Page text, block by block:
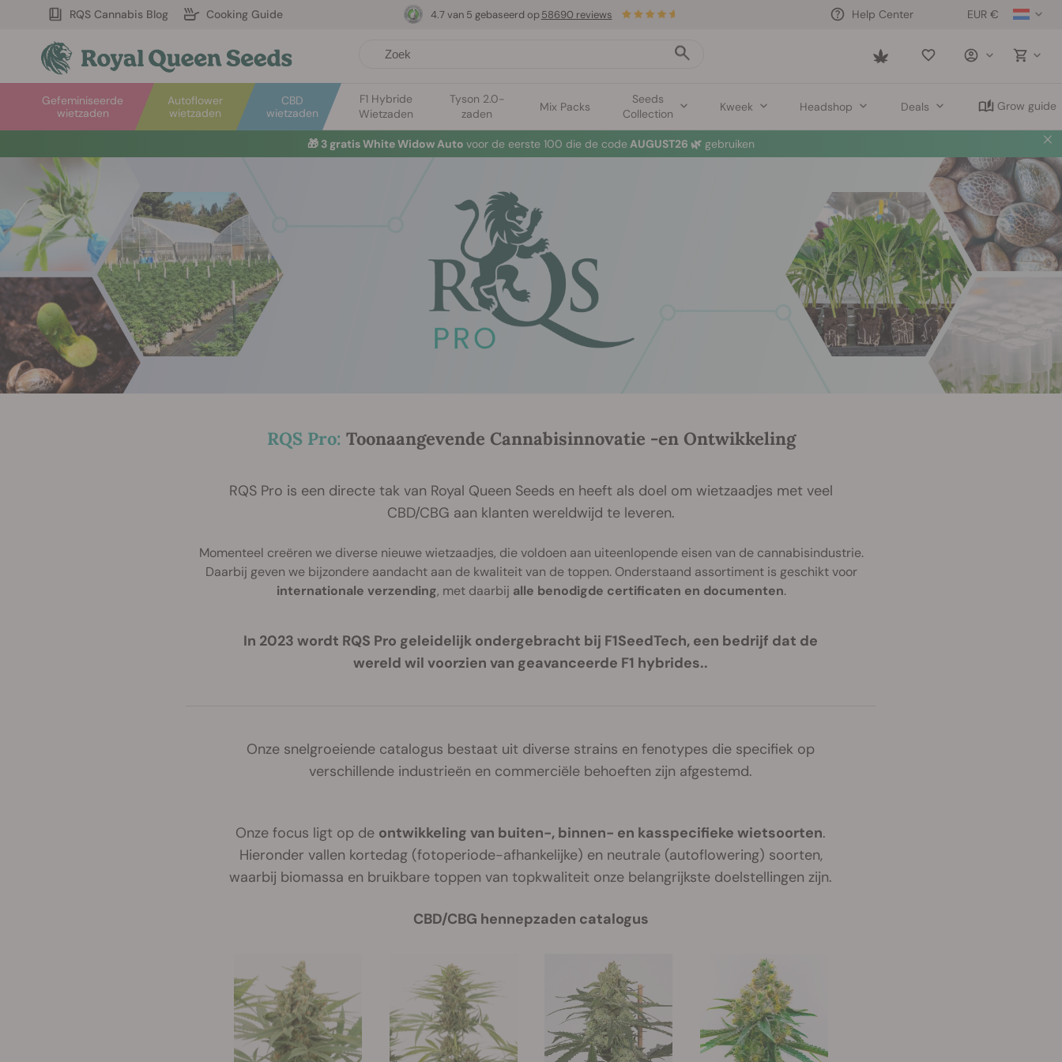
RQS Cannabis Blog Cooking Guide EUR €
Help Center
Saved
Autoflower
wietzaden
Gefeminiseerde
wietzaden
CBD
wietzaden
F1 Hybride
Wietzaden
Tyson 2.0-
zaden
Mix Packs
Seeds
Collection
Kweek Headshop Deals Grow guide
4.7 van 5 gebaseerd op 58690 reviews
🎁 3 gratis White Widow Auto voor de eerste 100 die de code AUGUST26 🌿 gebruiken
RQS Pro: Toonaangevende Cannabisinnovatie -en Ontwikkeling
RQS Pro is een directe tak van Royal Queen Seeds en heeft als doel om wietzaadjes met veel
CBD/CBG aan klanten wereldwijd te leveren.
Momenteel creëren we diverse nieuwe wietzaadjes, die voldoen aan uiteenlopende eisen van de cannabisindustrie.
Daarbij geven we bijzondere aandacht aan de kwaliteit van de toppen. Onderstaand assortiment is geschikt voor
internationale verzending, met daarbij alle benodigde certificaten en documenten.
In 2023 wordt RQS Pro geleidelijk ondergebracht bij F1SeedTech, een bedrijf dat de
wereld wil voorzien van geavanceerde F1 hybrides..
Onze snelgroeiende catalogus bestaat uit diverse strains en fenotypes die specifiek op
verschillende industrieën en commerciële behoeften zijn afgestemd.
Onze focus ligt op de ontwikkeling van buiten-, binnen- en kasspecifieke wietsoorten.
Hieronder vallen kortedag (fotoperiode-afhankelijke) en neutrale (autoflowering) soorten,
waarbij biomassa en bruikbare toppen van topkwaliteit onze belangrijkste doelstellingen zijn.
CBD/CBG hennepzaden catalogus